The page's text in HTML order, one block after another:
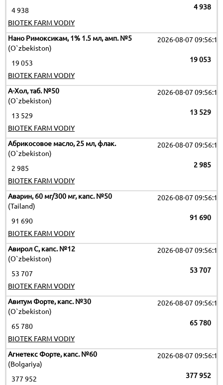
4 938
4 938
BIOTEK FARM VODIY
Нано Римоксикам, 1% 1.5 мл, амп. №5
(O`zbekiston)
2026-08-07 09:56:12
19 053
19 053
BIOTEK FARM VODIY
А-Хол, таб. №50
(O`zbekiston)
2026-08-07 09:56:12
13 529
13 529
BIOTEK FARM VODIY
Абрикосовое масло, 25 мл, флак.
(O`zbekiston)
2026-08-07 09:56:12
2 985
2 985
BIOTEK FARM VODIY
Аварин, 60 мг/300 мг, капс. №50
(Tailand)
2026-08-07 09:56:12
91 690
91 690
BIOTEK FARM VODIY
Авирол C, капс. №12
(O`zbekiston)
2026-08-07 09:56:12
53 707
53 707
BIOTEK FARM VODIY
Авитум Форте, капс. №30
(O`zbekiston)
2026-08-07 09:56:12
65 780
65 780
BIOTEK FARM VODIY
Агнетекс Форте, капс. №60
(Bolgariya)
2026-08-07 09:56:12
377 952
377 952